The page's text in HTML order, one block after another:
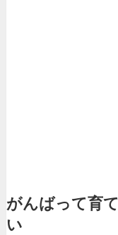
がんばって育
い